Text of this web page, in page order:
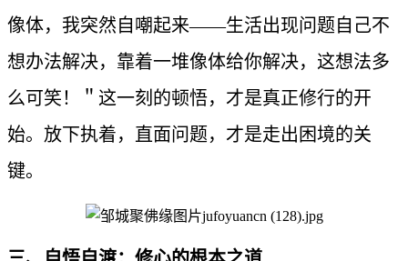
像体，我突然自嘲起来——生活出现问题自己不
想办法解决，靠着一堆像体给你解决，这想法多
么可笑！＂这一刻的顿悟，才是真正修行的开
始。放下执着，直面问题，才是走出困境的关
键。